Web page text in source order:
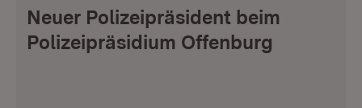
Neuer Polizeipräsident beim
Polizeipräsidium Offenburg